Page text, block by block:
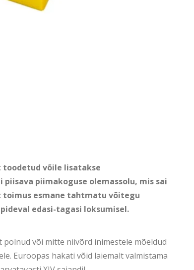
toodetud võile lisatakse
piimakoguse olemassolu, mis sai
toimus esmane tahtmatu võitegu
edasi-tagasi loksumisel.
või mitte niivõrd inimestele mõeldud
Euroopas hakati võid laiemalt valmistama